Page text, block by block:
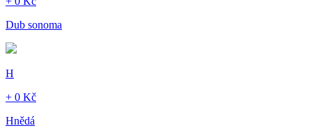
Dub sonoma
H
+ 0 Kč
Hnědá